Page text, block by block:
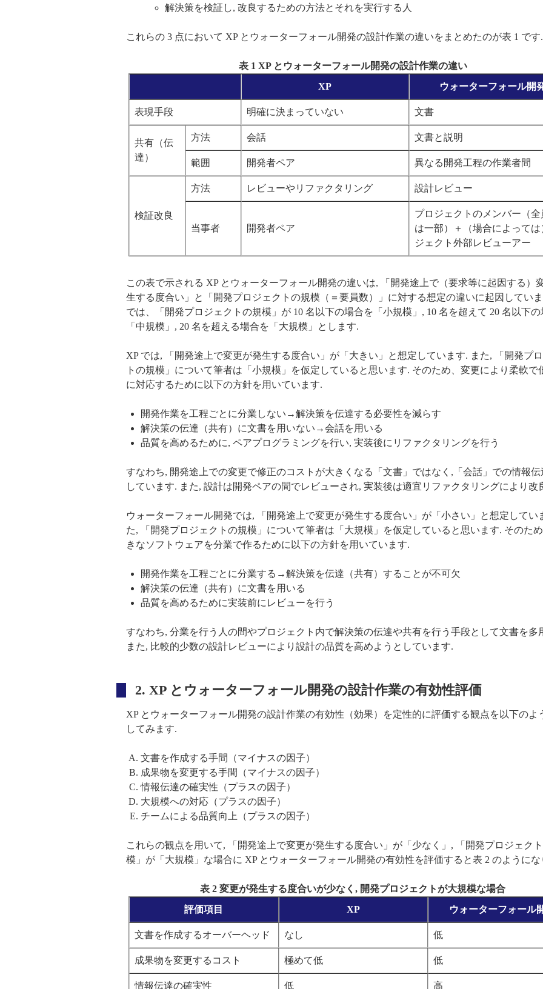
解決策を検証し, 改良するための方法とそれを実行する人
これらの 3 点において XP とウォーターフォール開発の設計作業の違いをまとめたのが表 1 です.
表 1 XP とウォーターフォール開発の設計作業の違い
XP
ウォーターフォール開
表現手段 明確に決まっていない 文書
共有（伝
達）
方法 会話 文書と説明
範囲 開発者ペア 異なる開発工程の作業者間
検証改良
方法 レビューやリファクタリング 設計レビュー
当事者 開発者ペア
プロジェクトのメンバー（全
は一部）＋（場合によっては
ジェクト外部レビューアー
この表で示される XP とウォーターフォール開発の違いは, 「開発途上で（要求等に起因する）
生する度合い」と「開発プロジェクトの規模（＝要員数）」に対する想定の違いに起因してい
では、「開発プロジェクトの規模」が 10 名以下の場合を「小規模」, 10 名を超えて 20 名以下
「中規模」, 20 名を超える場合を「大規模」とします.
XP では, 「開発途上で変更が発生する度合い」が「大きい」と想定しています. また, 「開発プ
トの規模」について筆者は「小規模」を仮定していると思います. そのため、変更により柔軟で
に対応するために以下の方針を用いています.
開発作業を工程ごとに分業しない→解決策を伝達する必要性を減らす
解決策の伝達（共有）に文書を用いない→会話を用いる
品質を高めるために, ペアプログラミングを行い, 実装後にリファクタリングを行う
すなわち, 開発途上での変更で修正のコストが大きくなる「文書」ではなく,「会話」での情報
しています. また, 設計は開発ペアの間でレビューされ, 実装後は適宜リファクタリングにより改
ウォーターフォール開発では, 「開発途上で変更が発生する度合い」が「小さい」と想定してい
た, 「開発プロジェクトの規模」について筆者は「大規模」を仮定していると思います. そのた
きなソフトウェアを分業で作るために以下の方針を用いています.
開発作業を工程ごとに分業する→解決策を伝達（共有）することが不可欠
解決策の伝達（共有）に文書を用いる
品質を高めるために実装前にレビューを行う
すなわち, 分業を行う人の間やプロジェクト内で解決策の伝達や共有を行う手段として文書を多
また, 比較的少数の設計レビューにより設計の品質を高めようとしています.
2. XP とウォーターフォール開発の設計作業の有効性評価
XP とウォーターフォール開発の設計作業の有効性（効果）を定性的に評価する観点を以下のよ
してみます.
文書を作成する手間（マイナスの因子）
成果物を変更する手間（マイナスの因子）
情報伝達の確実性（プラスの因子）
大規模への対応（プラスの因子）
チームによる品質向上（プラスの因子）
これらの観点を用いて, 「開発途上で変更が発生する度合い」が「少なく」, 「開発プロジェク
模」が「大規模」な場合に XP とウォーターフォール開発の有効性を評価すると表 2 のようにな
表 2 変更が発生する度合いが少なく, 開発プロジェクトが大規模な場合
評価項目
XP ウォーターフォール
文書を作成するオーバーヘッド なし 低
成果物を変更するコスト 極めて低 低
情報伝達の確実性 低 高